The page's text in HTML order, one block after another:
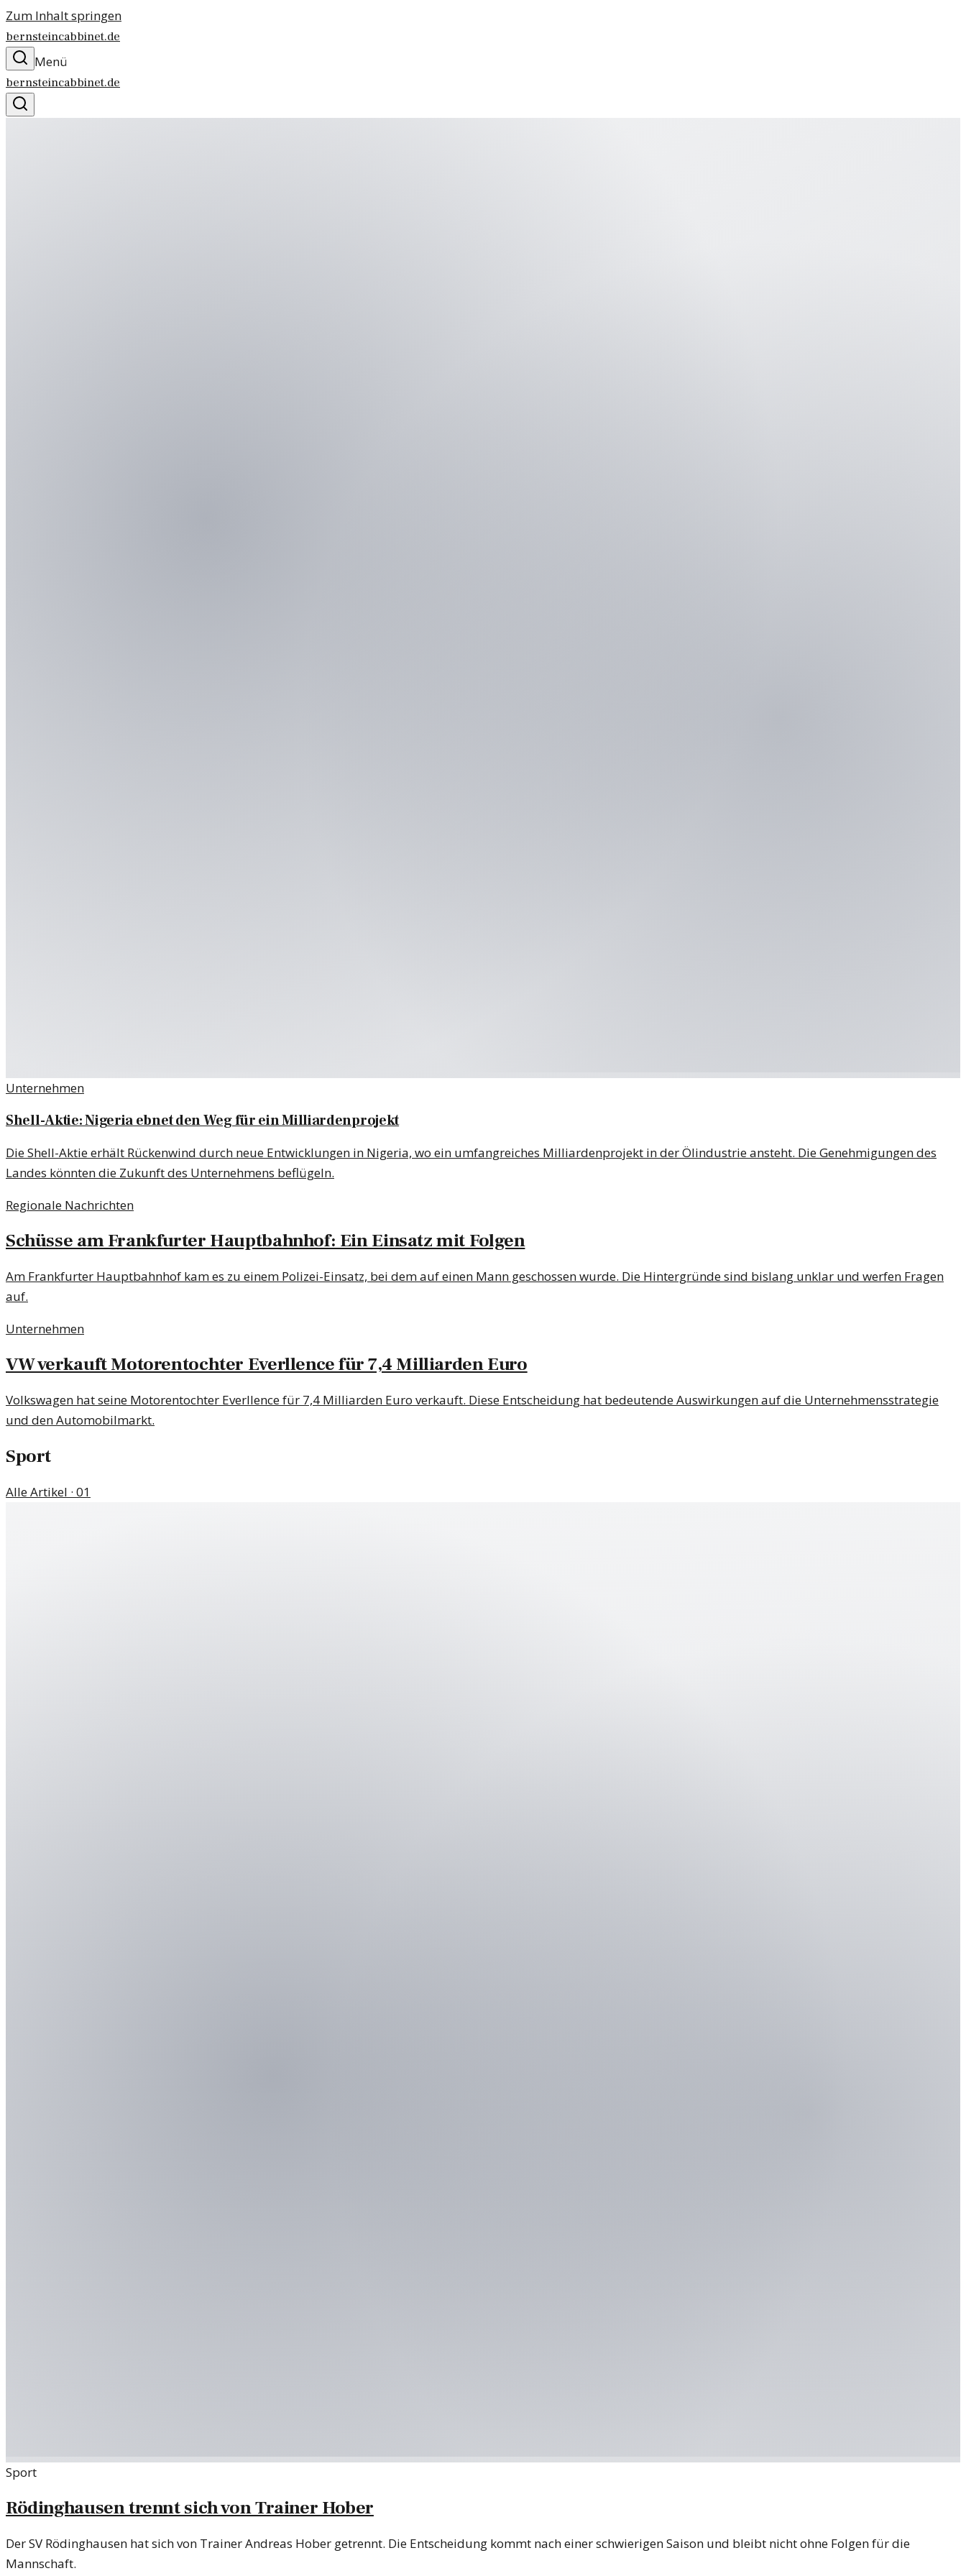
Zum Inhalt springen
bernsteincabbinet.de
Menü
bernsteincabbinet.de
Unternehmen
Shell-Aktie: Nigeria ebnet den Weg für ein Milliardenprojekt
Die Shell-Aktie erhält Rückenwind durch neue Entwicklungen in Nigeria, wo ein umfangreiches Milliardenprojekt in der Ölindustrie ansteht. Die Genehmigungen des
Landes könnten die Zukunft des Unternehmens beflügeln.
Regionale Nachrichten
Schüsse am Frankfurter Hauptbahnhof: Ein Einsatz mit Folgen
Am Frankfurter Hauptbahnhof kam es zu einem Polizei-Einsatz, bei dem auf einen Mann geschossen wurde. Die Hintergründe sind bislang unklar und werfen Fragen
auf.
Unternehmen
VW verkauft Motorentochter Everllence für 7,4 Milliarden Euro
Volkswagen hat seine Motorentochter Everllence für 7,4 Milliarden Euro verkauft. Diese Entscheidung hat bedeutende Auswirkungen auf die Unternehmensstrategie
und den Automobilmarkt.
Sport
Alle Artikel · 01
Sport
Rödinghausen trennt sich von Trainer Hober
Der SV Rödinghausen hat sich von Trainer Andreas Hober getrennt. Die Entscheidung kommt nach einer schwierigen Saison und bleibt nicht ohne Folgen für die
Mannschaft.